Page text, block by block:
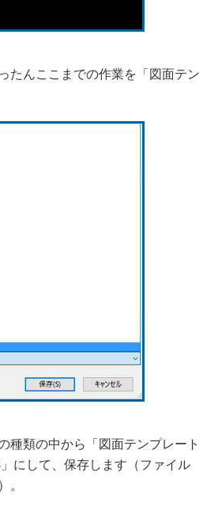
たんここまでの作業を「図面テン
類の中から「図面テンプレート
にして、保存します（ファイル
。